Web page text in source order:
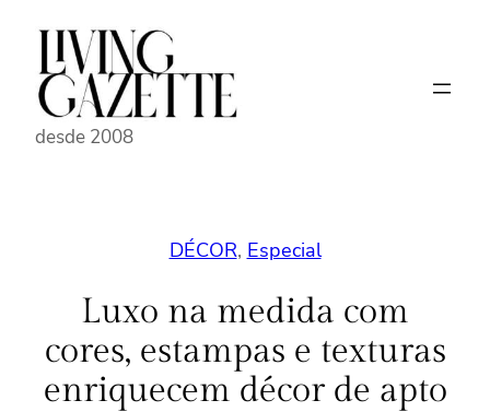
Pular
conteúdo
desde 2008
DÉCOR, Especial
Luxo na medida com
cores, estampas e texturas
enriquecem décor de apto